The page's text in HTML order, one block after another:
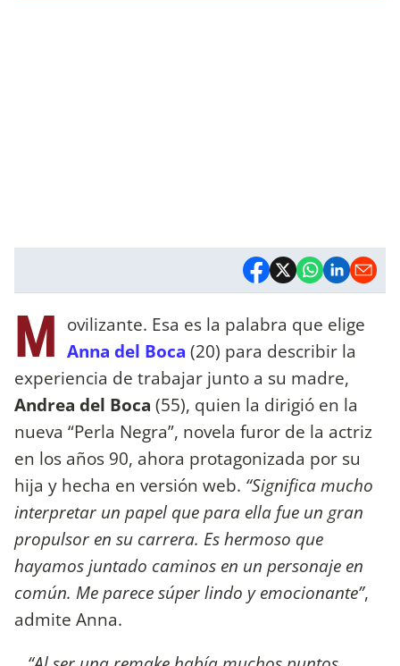
M ovilizante. Esa es la palabra que elige
Anna del Boca (20) para describir la
experiencia de trabajar junto a su madre,
Andrea del Boca (55), quien la dirigió en la
nueva “Perla Negra”, novela furor de la actriz
en los años 90, ahora protagonizada por su
hija y hecha en versión web. “Significa mucho
interpretar un papel que para ella fue un gran
propulsor en su carrera. Es hermoso que
hayamos juntado caminos en un personaje en
común. Me parece súper lindo y emocionante”,
admite Anna.